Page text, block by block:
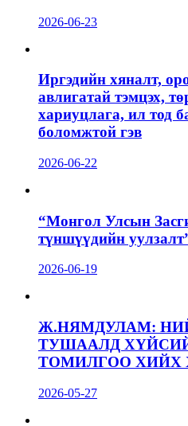
2026-06-23
Иргэдийн хяналт,
авлигатай тэмцэх,
хариуцлага, ил тод
боломжтой гэв
2026-06-22
“Монгол Улсын
түншүүдийн
2026-06-19
Ж.НЯМДУЛАМ:
ТУШААЛД
ТОМИЛГОО ХИЙХ
2026-05-27